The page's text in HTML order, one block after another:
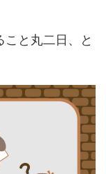
と丸二日、と